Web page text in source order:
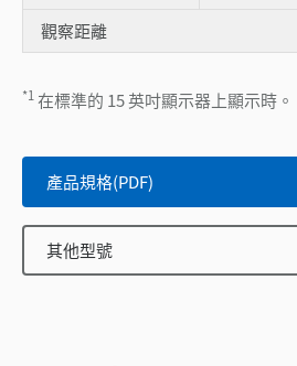
觀察距離
*1在標準的 15 英吋顯示器上顯示時。
產品規格(PDF)
其他型號